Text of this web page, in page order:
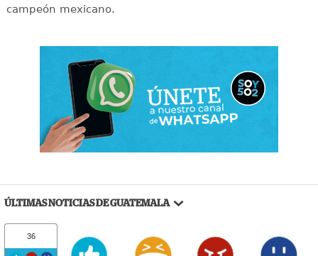
campeón mexicano.
ÚLTIMAS NOTICIAS DE GUATEMALA
36